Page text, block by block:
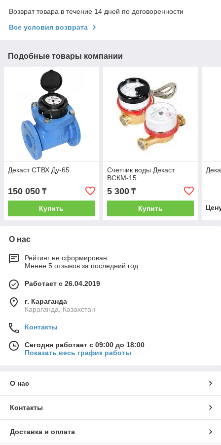
Возврат товара в течение 14 дней по договоренности
Все условия возврата
Подобные товары компании
Декаст СТВХ Ду-65
150 050 ₸
Купить
Счетчик воды Декаст
ВСКМ-15
5 300₸
Купить
О нас
Рейтинг не сформирован
Менее 5 отзывов за последний год
Работает с 26.04.2019
г. Караганда
Караганда, Казахстан
Контакты
Сегодня работает с 09:00 до 18:00
Показать весь график работы
О нас
Контакты
Доставка и оплата